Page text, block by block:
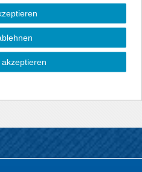
(Klebeband ist
ab (3D)
akzeptieren